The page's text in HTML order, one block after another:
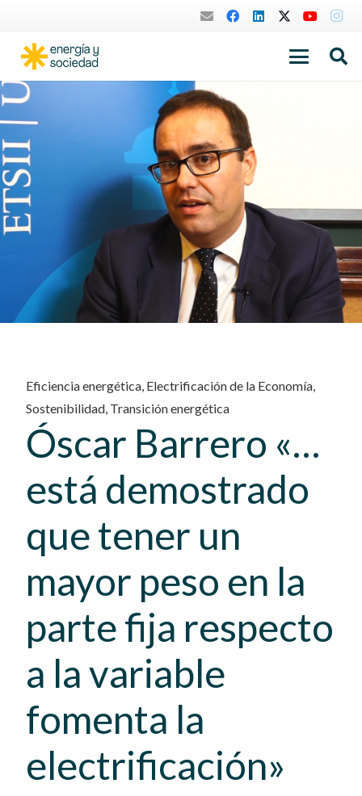
Eficiencia energética, Electrificación de la Economía,
Sostenibilidad, Transición energética
Óscar Barrero «…
está demostrado
que tener un
mayor peso en la
parte fija respecto
a la variable
fomenta la
electrificación»